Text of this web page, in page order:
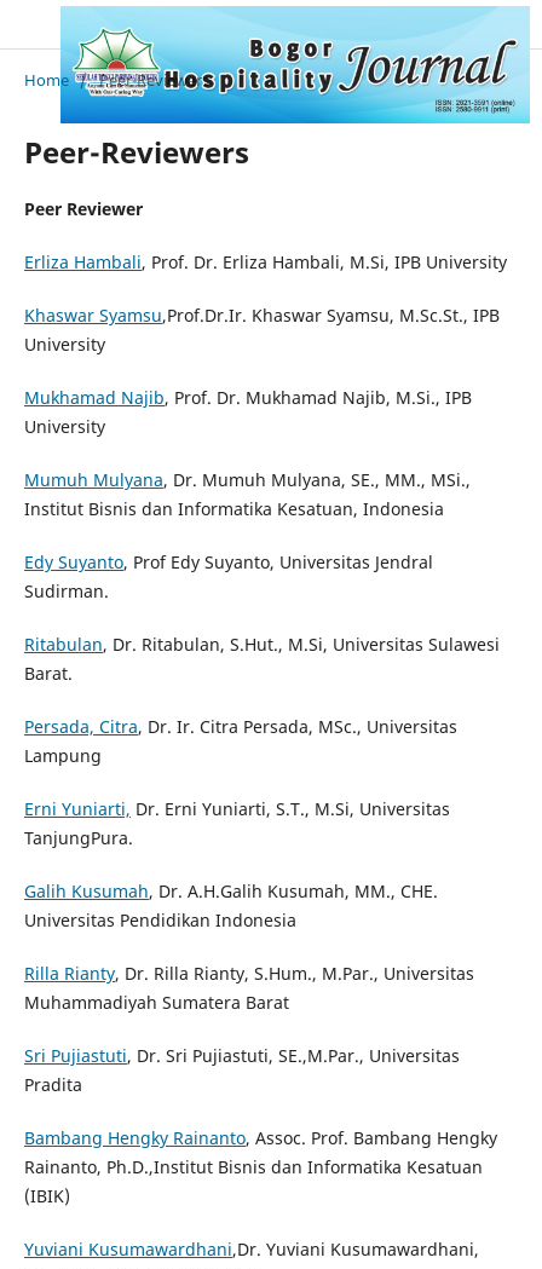
Home / Peer-Reviewers
Peer-Reviewers
Peer Reviewer
Erliza Hambali, Prof. Dr. Erliza Hambali, M.Si, IPB University
Khaswar Syamsu,Prof.Dr.Ir. Khaswar Syamsu, M.Sc.St., IPB
University
Mukhamad Najib, Prof. Dr. Mukhamad Najib, M.Si., IPB
University
Mumuh Mulyana, Dr. Mumuh Mulyana, SE., MM., MSi.,
Institut Bisnis dan Informatika Kesatuan, Indonesia
Edy Suyanto, Prof Edy Suyanto, Universitas Jendral
Sudirman.
Ritabulan, Dr. Ritabulan, S.Hut., M.Si, Universitas Sulawesi
Barat.
Persada, Citra, Dr. Ir. Citra Persada, MSc., Universitas
Lampung
Erni Yuniarti, Dr. Erni Yuniarti, S.T., M.Si, Universitas
TanjungPura.
Galih Kusumah, Dr. A.H.Galih Kusumah, MM., CHE.
Universitas Pendidikan Indonesia
Rilla Rianty, Dr. Rilla Rianty, S.Hum., M.Par., Universitas
Muhammadiyah Sumatera Barat
Sri Pujiastuti, Dr. Sri Pujiastuti, SE.,M.Par., Universitas
Pradita
Bambang Hengky Rainanto, Assoc. Prof. Bambang Hengky
Rainanto, Ph.D.,Institut Bisnis dan Informatika Kesatuan
(IBIK)
Yuviani Kusumawardhani,Dr. Yuviani Kusumawardhani,